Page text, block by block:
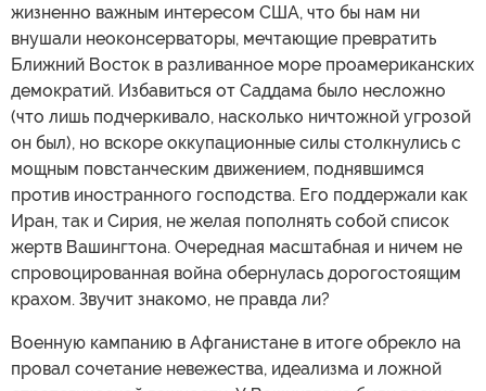
жизненно важным интересом США, что бы нам ни
внушали неоконсерваторы, мечтающие превратить
Ближний Восток в разливанное море проамериканских
демократий. Избавиться от Саддама было несложно
(что лишь подчеркивало, насколько ничтожной угрозой
он был), но вскоре оккупационные силы столкнулись с
мощным повстанческим движением, поднявшимся
против иностранного господства. Его поддержали как
Иран, так и Сирия, не желая пополнять собой список
жертв Вашингтона. Очередная масштабная и ничем не
спровоцированная война обернулась дорогостоящим
крахом. Звучит знакомо, не правда ли?
Военную кампанию в Афганистане в итоге обрекло на
провал сочетание невежества, идеализма и ложной